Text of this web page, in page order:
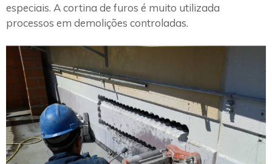
especiais. A cortina de furos é muito utilizada
processos em demolições controladas.